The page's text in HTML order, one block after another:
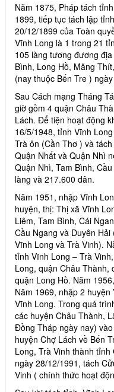
Năm 1875, Pháp tách
1899, tiếp tục tách lập
20/12/1899 của Toàn
Vĩnh Long là 1 trong 21
105 làng tương đương
Bình, Long Hồ, Măng
(nay thuộc Bến Tre )
Sau Cách mạng Tháng
giờ gồm 4 quận Châu
Lách. Để tiện hoạt động
16/5/1948, tỉnh Vĩnh
Trà ôn (Cần Thơ ) và
Quận Nhất và Quận Nhì
Quận Nhì, Tam Bình,
làng và 217.600 dân.
Năm 1951, nhập Vĩnh
huyện, thị: Thị xã Vĩnh
Liêm, Tam Bình, Cái
Cầu Ngang và Duyên
Vĩnh Long và Trà Vinh).
tỉnh Vĩnh Long – Trà
Long, quận Châu Thành,
quận Long Hồ. Năm
Năm 1969, nhập 2
Vĩnh Long. Trong quá
các huyện Châu Thành,
Đồng Tháp ngày nay)
huyện Chợ Lách về Bến
Long, Trà Vinh thành
ngày 28/12/1991, tách
Vinh ( chính thức hoạt